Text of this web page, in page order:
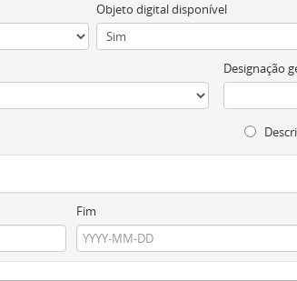
Objeto digital disponível
Designação
Fim